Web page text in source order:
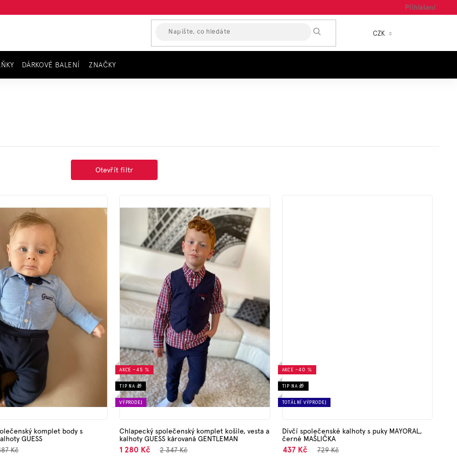
CZK
Přihlášení
DÁRKOVÉ BALENÍ ZNAČKY
Otevřít filtr
komplet body s
GUESS
Kč
AKCE –45 %
TIP NA 🎁
VÝPRODEJ
Chlapecký společenský komplet košile, vesta a
kalhoty GUESS károvaná GENTLEMAN
1 280 Kč 2 347 Kč
AKCE –40 %
TIP NA 🎁
TOTÁLNÍ VÝPRODEJ
Dívčí společenské kalhoty s puky MAYORAL,
černé MAŠLIČKA
437 Kč 729 Kč